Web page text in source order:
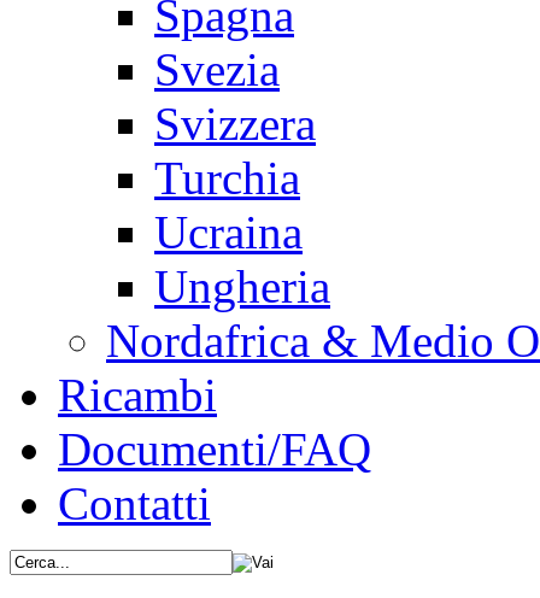
Spagna
Svezia
Svizzera
Turchia
Ucraina
Ungheria
Nordafrica & Medio
Ricambi
Documenti/FAQ
Contatti